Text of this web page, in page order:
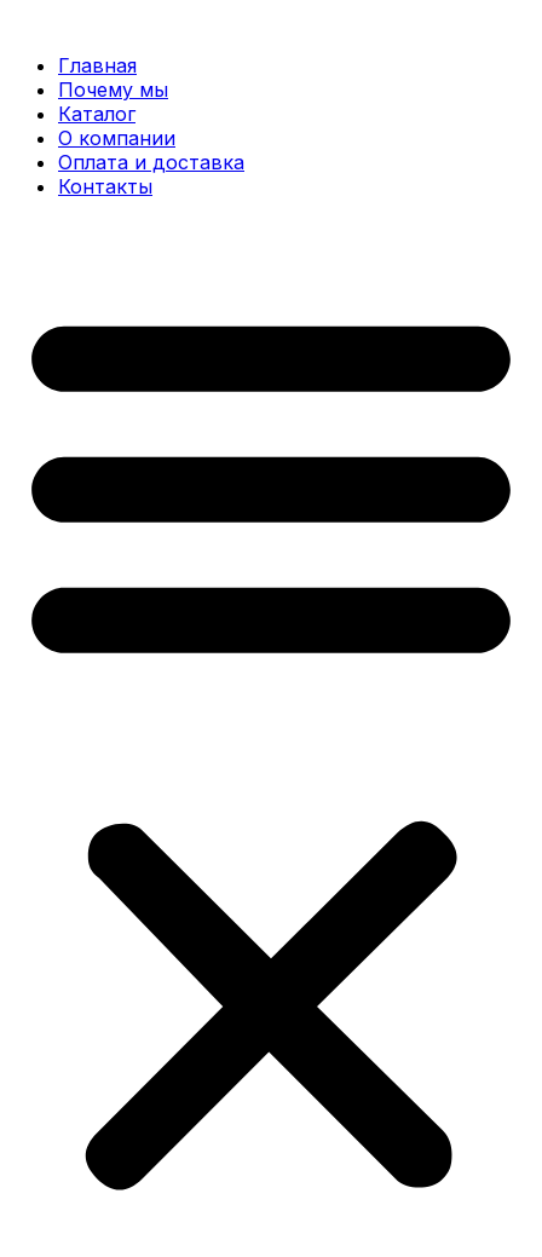
содержимому
Главная
Почему мы
Каталог
О компании
Оплата и доставка
Контакты